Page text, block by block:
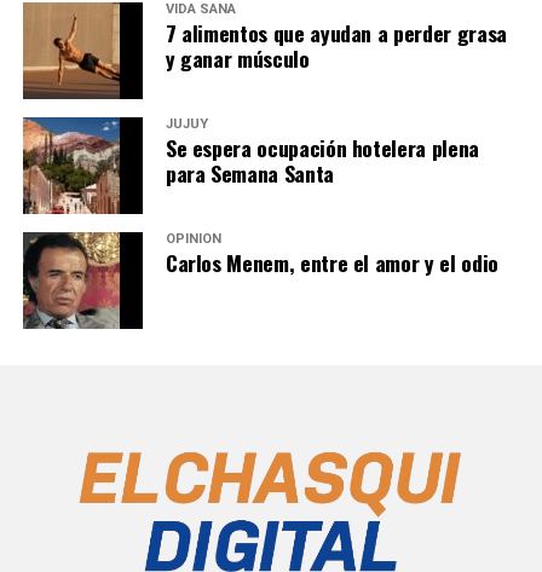
VIDA SANA
7 alimentos que ayudan a perder grasa
y ganar músculo
JUJUY
Se espera ocupación hotelera plena
para Semana Santa
OPINIÓN
Carlos Menem, entre el amor y el odio